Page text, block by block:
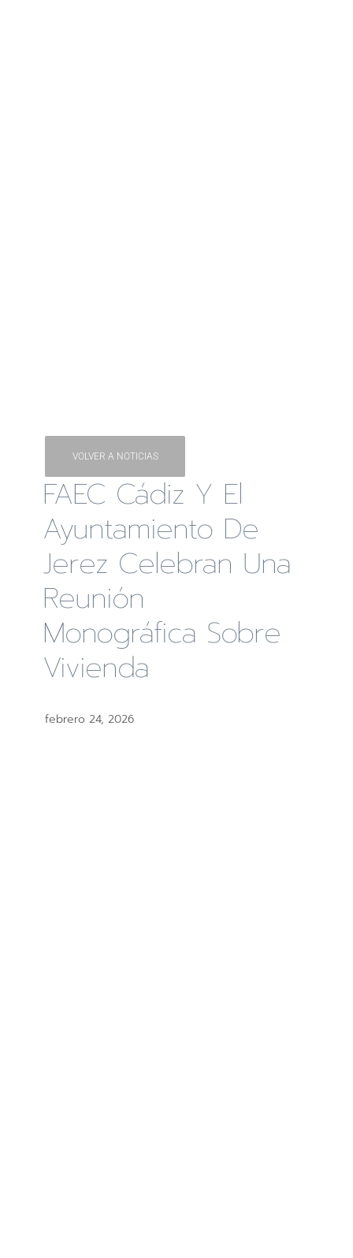
VOLVER A NOTICIAS
FAEC Cádiz Y El
Ayuntamiento De
Jerez Celebran Una
Reunión
Monográfica Sobre
Vivienda
febrero 24, 2026